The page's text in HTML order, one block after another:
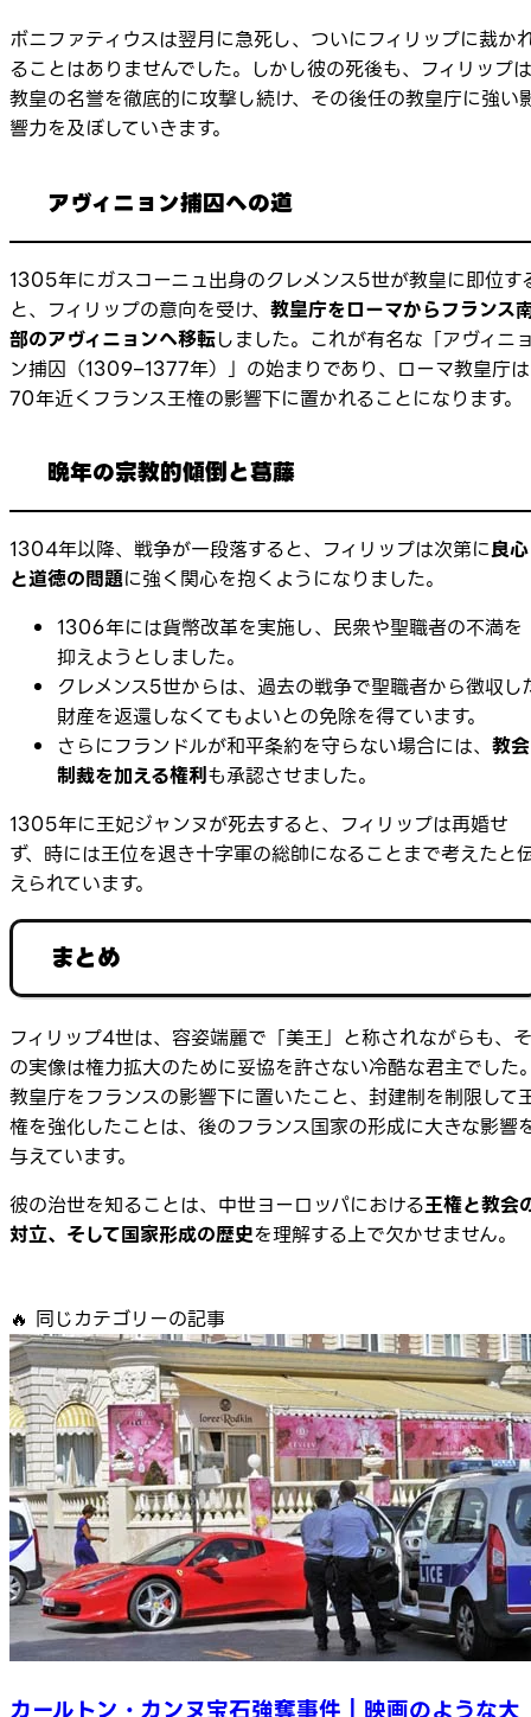
ボニファティウスは翌月に急死し、ついにフィリップに裁か
ることはありませんでした。しかし彼の死後も、フィリップは
教皇の名誉を徹底的に攻撃し続け、その後任の教皇庁に強い
響力を及ぼしていきます。
アヴィニョン捕囚への道
1305年にガスコーニュ出身のクレメンス5世が教皇に即位す
と、フィリップの意向を受け、 教皇庁をローマからフランス
部のアヴィニョンへ移転しました。これが有名な「アヴィニ
ン捕囚（1309–1377年）」の始まりであり、ローマ教皇庁は
70年近くフランス王権の影響下に置かれることになります。
晩年の宗教的傾倒と葛藤
1304年以降、戦争が一段落すると、フィリップは次第に良心
と道徳の問題に強く関心を抱くようになりました。
1306年には貨幣改革を実施し、民衆や聖職者の不満を
抑えようとしました。
クレメンス5世からは、過去の戦争で聖職者から徴収し
財産を返還しなくてもよいとの免除を得ています。
さらにフランドルが和平条約を守らない場合には、 教会
制裁を加える権利も承認させました。
1305年に王妃ジャンヌが死去すると、フィリップは再婚せ
ず、時には王位を退き十字軍の総帥になることまで考えたと
えられています。
まとめ
フィリップ4世は、容姿端麗で「美王」と称されながらも、そ
の実像は権力拡大のために妥協を許さない冷酷な君主でした
教皇庁をフランスの影響下に置いたこと、封建制を制限して
権を強化したことは、後のフランス国家の形成に大きな影響
与えています。
彼の治世を知ることは、中世ヨーロッパにおける王権と教会
対立、そして国家形成の歴史を理解する上で欠かせません。
🔥 同じカテゴリーの記事